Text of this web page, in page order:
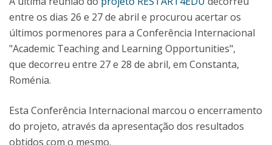
entre os dias 26 e 27 de abril e procurou acertar os
últimos pormenores para a Conferência Internacional
"Academic Teaching and Learning Opportunities",
que decorreu entre 27 e 28 de abril, em Constanta,
Roménia.
Esta Conferência Internacional marcou o encerramento
do projeto, através da apresentação dos resultados
obtidos com o mesmo.